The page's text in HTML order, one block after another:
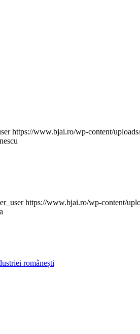
https://www.bjai.ro/wp-content/
https://www.bjai.ro/wp-content/
românești